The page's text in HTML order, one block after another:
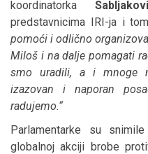
koordinatorka
predstavnicima IRI-ja i
pomoći i odlično
Miloš i na dalje pomagati
smo uradili, a i mnoge
izazovan i naporan
radujemo.“
Parlamentarke su
globalnoj akciji brobe